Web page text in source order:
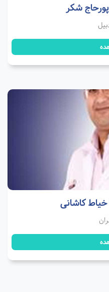
شکر
کاشانی